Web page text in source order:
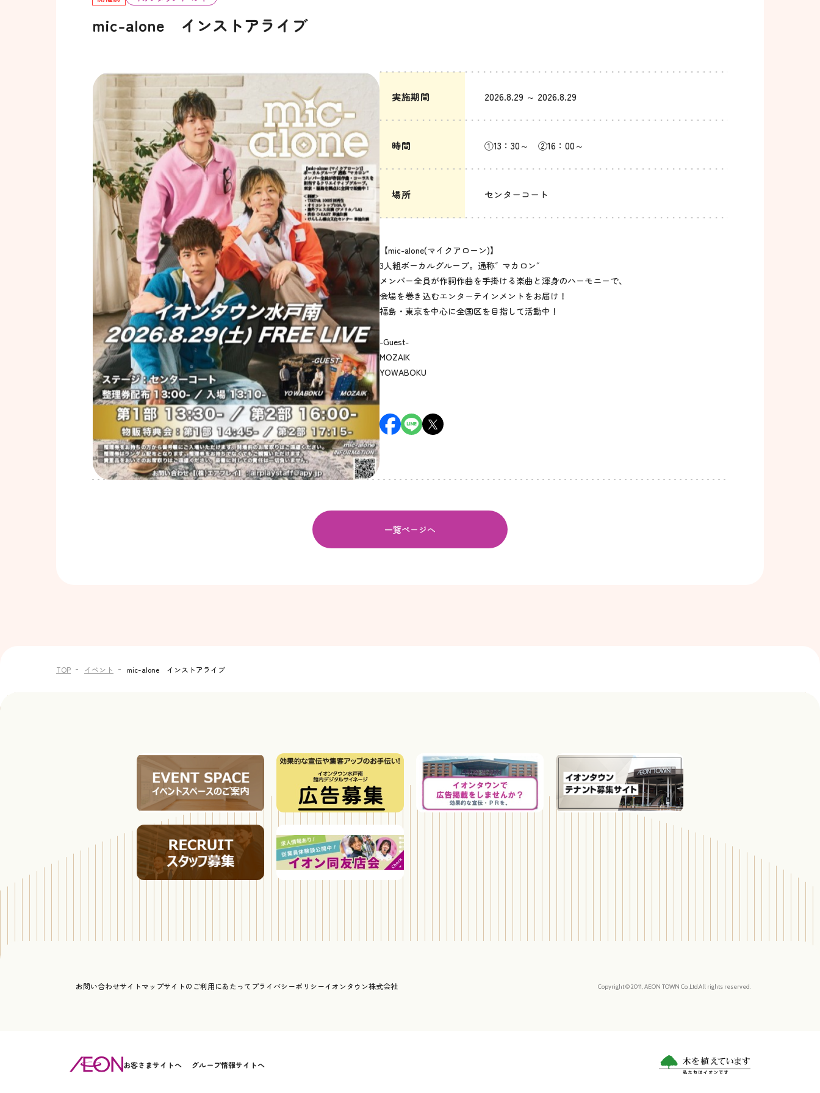
mic-alone インストアライブ
実施期間 2026.8.29 ～ 2026.8.29
時間 ①13：30～ ②16：00～
場所 センターコート
【mic-alone(マイクアローン)】
3人組ボーカルグループ。通称″マカロン″
メンバー全員が作詞作曲を手掛ける楽曲と渾身のハーモニーで、
会場を巻き込むエンターテインメントをお届け！
福島・東京を中心に全国区を目指して活動中！
-Guest-
MOZAIK
YOWABOKU
一覧ページへ
TOP イベント mic-alone インストアライブ
お問い合わせサイトマップサイトのご利用にあたって プライバシーポリシーイオンタウン株式会社 Copyright © 2011, AEON TOWN Co.,Ltd.All rights reserved.
お客さまサイトへ グループ情報サイトへ